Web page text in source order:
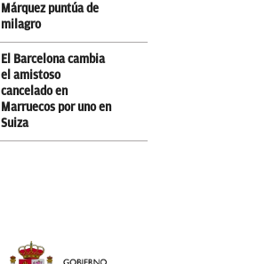
Márquez puntúa de
milagro
El Barcelona cambia
el amistoso
cancelado en
Marruecos por uno en
Suiza